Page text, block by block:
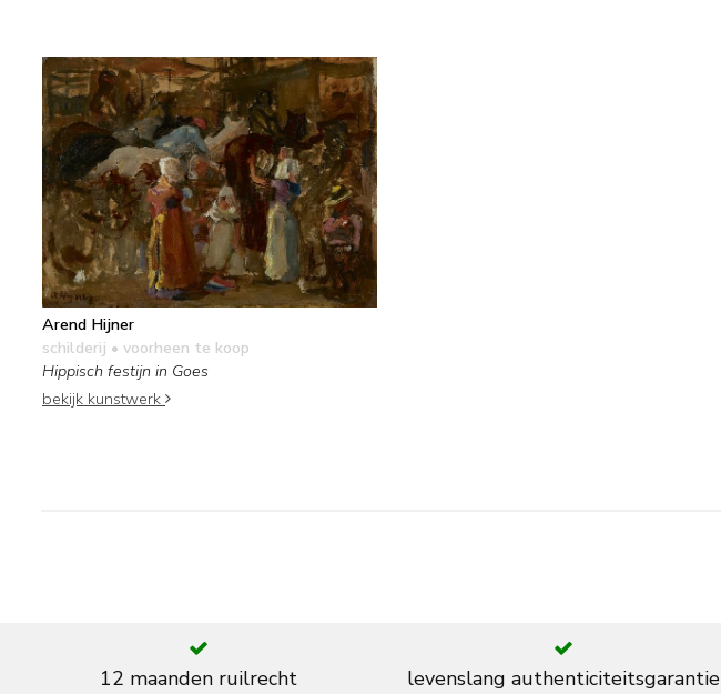
Arend Hijner
schilderij • voorheen te koop
Hippisch festijn in Goes
bekijk kunstwerk
12 maanden ruilrecht levenslang authenticiteitsgarantie